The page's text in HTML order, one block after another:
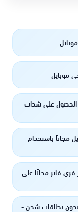
موبايل
على شدات
باستخدام
فاير مجانًا على
بطاقات شحن -